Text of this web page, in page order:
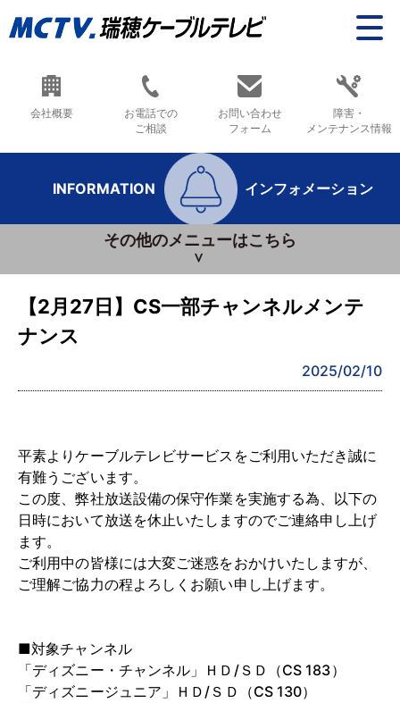
会社概要
お電話での
ご相談
お問い合わせ
フォーム
障害・
メンテナンス情報
INFORMATION インフォメーション
その他のメニューはこちら
【2月27日】CS一部チャンネルメンテ
ナンス
2025/02/10
平素よりケーブルテレビサービスをご利用いただき誠に
有難うございます。
この度、弊社放送設備の保守作業を実施する為、以下の
日時において放送を休止いたしますのでご連絡申し上げ
ます。
ご利用中の皆様には大変ご迷惑をおかけいたしますが、
ご理解ご協力の程よろしくお願い申し上げます。
■対象チャンネル
「ディズニー・チャンネル」ＨＤ/ＳＤ（CS 183）
「ディズニージュニア」ＨＤ/ＳＤ（CS 130）